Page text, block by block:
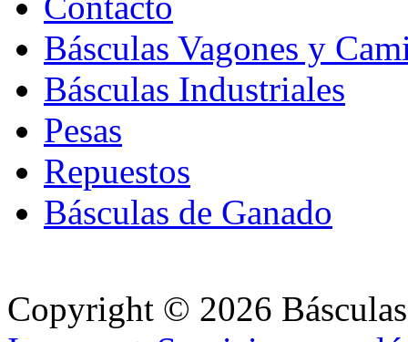
Básculas Vagones y
Básculas Industriales
Pesas
Repuestos
Básculas de Ganado
Copyright © 2026